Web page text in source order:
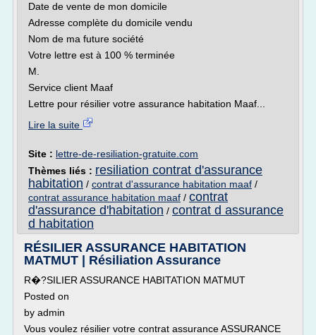
Date de vente de mon domicile
Adresse complète du domicile vendu
Nom de ma future société
Votre lettre est à 100 % terminée
M.
Service client Maaf
Lettre pour résilier votre assurance habitation Maaf...
Lire la suite
Site : lettre-de-resiliation-gratuite.com
Thèmes liés : resiliation contrat d'assurance
habitation / contrat d'assurance habitation maaf /
contrat assurance habitation maaf / contrat
d'assurance d'habitation / contrat d assurance
d habitation
RÉSILIER ASSURANCE HABITATION
MATMUT | Résiliation Assurance
R�?SILIER ASSURANCE HABITATION MATMUT
Posted on
by admin
Vous voulez résilier votre contrat assurance ASSURANCE